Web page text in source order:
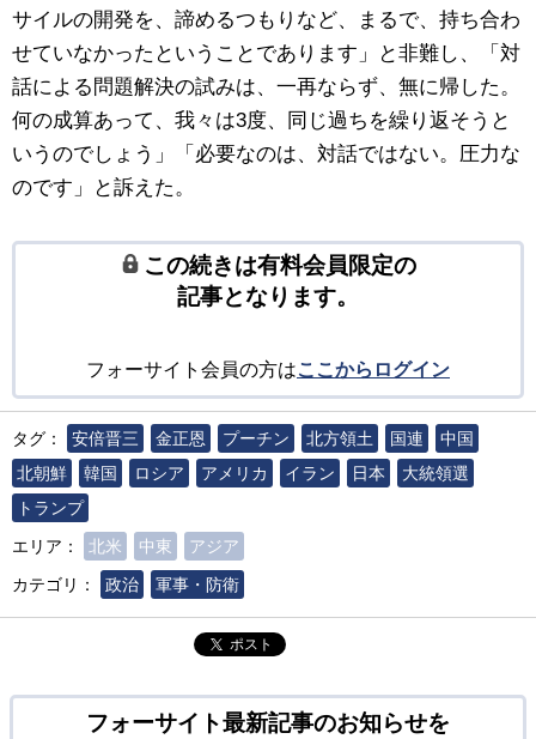
サイルの開発を、諦めるつもりなど、まるで、持ち合わ
せていなかったということであります」と非難し、「対
話による問題解決の試みは、一再ならず、無に帰した。
何の成算あって、我々は3度、同じ過ちを繰り返そうと
いうのでしょう」「必要なのは、対話ではない。圧力な
のです」と訴えた。
この続きは有料会員限定の
記事となります。
フォーサイト会員の方はここからログイン
タグ： 安倍晋三 金正恩 プーチン 北方領土 国連
中国
北朝鮮
韓国 ロシア アメリカ イラン 日本
大統領選
トランプ
エリア：
北米 中東
アジア
カテゴリ：
政治 軍事・防衛
ポスト
フォーサイト最新記事のお知らせを